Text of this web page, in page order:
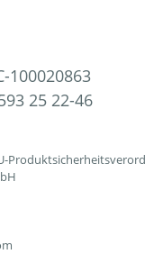
100020863
25 22-46